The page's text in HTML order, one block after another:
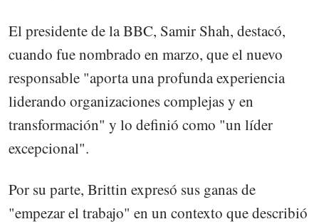
El presidente de la BBC, Samir Shah, destacó,
cuando fue nombrado en marzo, que el nuevo
responsable "aporta una profunda experiencia
liderando organizaciones complejas y en
transformación" y lo definió como "un líder
excepcional".
Por su parte, Brittin expresó sus ganas de
"empezar el trabajo" en un contexto que describió